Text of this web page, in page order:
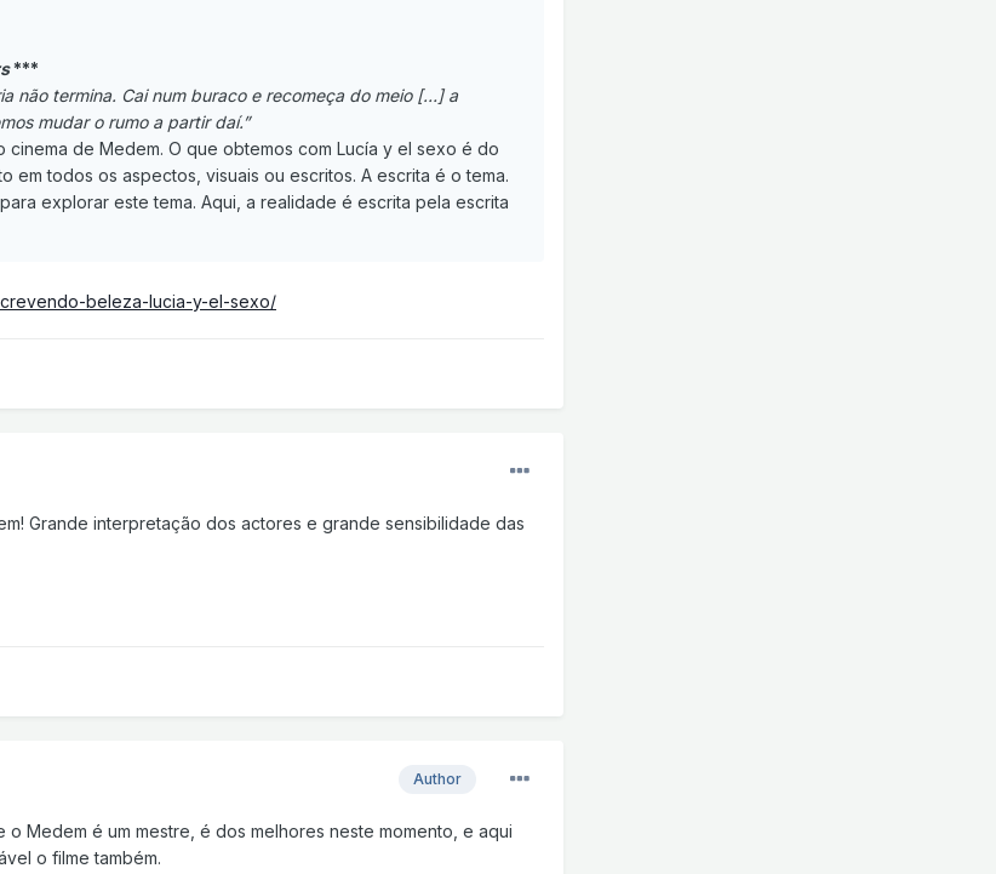
***
não termina. Cai num buraco e recomeça do meio […] a
mudar o rumo a partir daí.”
cinema de Medem. O que obtemos com Lucía y el sexo é do
em todos os aspectos, visuais ou escritos. A escrita é o tema.
explorar este tema. Aqui, a realidade é escrita pela escrita
beleza-lucia-y-el-sexo/
Grande interpretação dos actores e grande sensibilidade das
Author
Medem é um mestre, é dos melhores neste momento, e aqui
o filme também.